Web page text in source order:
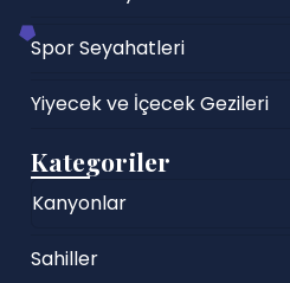
Spor Seyahatleri
Yiyecek ve İçecek Gezileri
Kategoriler
Kanyonlar
Sahiller